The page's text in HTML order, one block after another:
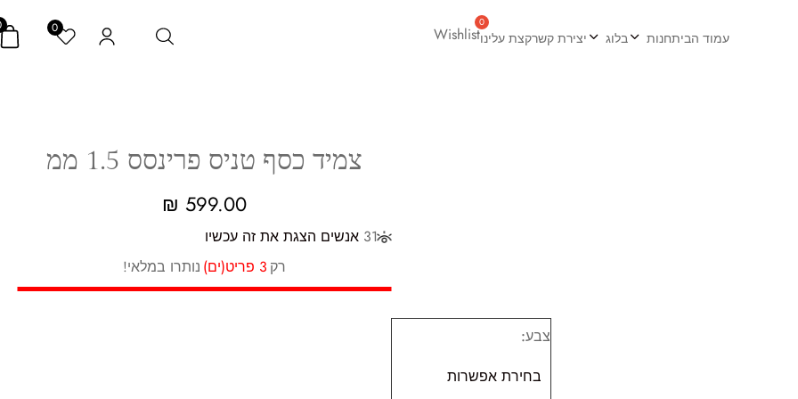
עמוד הביתחנות בלוג יצירת קשרקצת עלינוWishlist
0
צמיד כסף טניס פרינסס 1.5 ממ
599.00
₪
31 אנשים הצגת את זה עכשיו
רק 3 פריט(ים) נותרו במלאי!
צבע